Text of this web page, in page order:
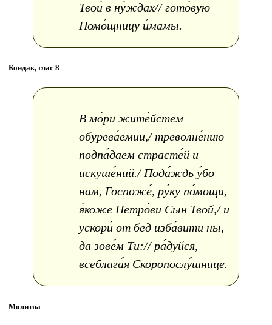
Твои́ в ну́ждах// гото́вую
Помо́щницу и́мамы.
Кондак, глас 8
В мо́ри жите́йстем
обурева́емии,/ треволне́нию
подпа́даем страсте́й и
искуше́ний./ Пода́ждь у́бо
нам, Госпоже́, ру́ку по́мощи,
я́коже Петро́ви Сын Твой,/ и
ускори́ от бед изба́вити ны,
да зове́м Ти:// ра́дуйся,
всеблага́я Скоропослу́шнице.
Молитва